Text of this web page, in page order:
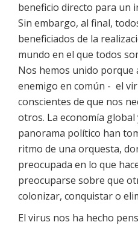
beneficio directo para un
Sin embargo, al final,
beneficiados de la
mundo en el que todos
Nos hemos unido porque
enemigo en común - el
conscientes de que nos
otros. La economía
panorama político han
ritmo de una orquesta,
preocupada en lo que
preocuparse sobre que
colonizar, conquistar o
El virus nos ha hecho